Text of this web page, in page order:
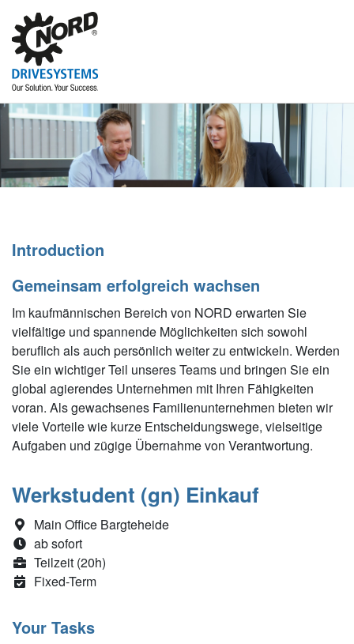
Werkstudent (gn) Einkauf
Main Office Bargteheide
ab sofort
Teilzeit (20h)
Fixed-Term
Introduction
Gemeinsam erfolgreich wachsen
Im kaufmännischen Bereich von NORD erwarten Sie
vielfältige und spannende Möglichkeiten sich sowohl
beruflich als auch persönlich weiter zu entwickeln. Werden
Sie ein wichtiger Teil unseres Teams und bringen Sie ein
global agierendes Unternehmen mit Ihren Fähigkeiten
voran. Als gewachsenes Familienunternehmen bieten wir
viele Vorteile wie kurze Entscheidungswege, vielseitige
Aufgaben und zügige Übernahme von Verantwortung.
Your Tasks